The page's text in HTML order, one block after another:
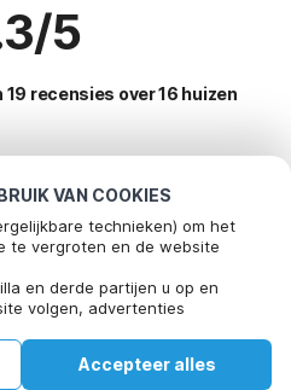
VAN COOKIES
technieken) om het
te vergroten en de website
en derde partijen u op en
volgen, advertenties
gaat u hiermee akkoord. Meer
Accepteer alles
5
recensies over 16 huizen
voor
voor vakantie
vakantie in Misurina
vakantiehuizen
in Dolomieten
Bel om te boeken